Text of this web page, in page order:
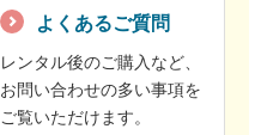
よくあるご質問
レンタル後のご購入など、
お問い合わせの多い事項を
ご覧いただけます。